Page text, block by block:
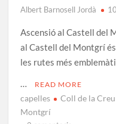
Albert Barnosell Jordà
Ascensió al Castell del
al Castell del Montgrí
les rutes més
…
READ MORE
capelles Coll de la Creu
Montgrí